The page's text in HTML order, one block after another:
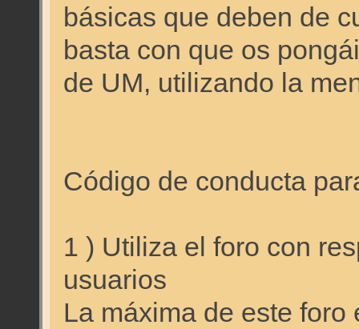
básicas que deben de
basta con que os
de UM, utilizando la
Código de conducta
1 ) Utiliza el foro con
usuarios
La máxima de este